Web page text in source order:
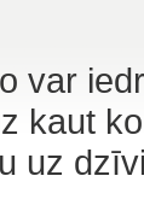
var
kaut
uz